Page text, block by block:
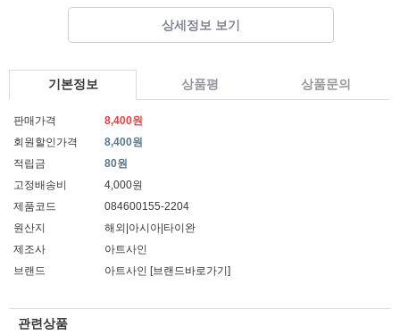
상세정보 보기
기본정보 상품평 상품문의
판매가격
8,400원
회원할인가격
8,400원
적립금
80원
고정배송비
4,000원
제품코드
084600155-2204
원산지
해외|아시아|타이완
제조사
아트사인
브랜드
아트사인 [브랜드바로가기]
관련상품